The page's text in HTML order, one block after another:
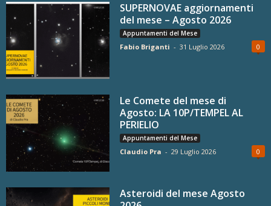
SUPERNOVAE aggiornamenti
del mese – Agosto 2026
Appuntamenti del Mese
Fabio Briganti - 31 Luglio 2026 0
Le Comete del mese di
Agosto: LA 10P/TEMPEL AL
PERIELIO
Appuntamenti del Mese
Claudio Pra - 29 Luglio 2026 0
Asteroidi del mese Agosto